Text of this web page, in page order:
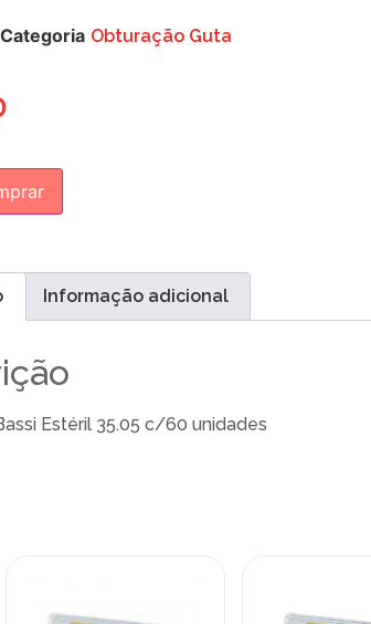
Categoria Obturação Guta
Informação adicional
Estéril 35.05 c/60 unidades